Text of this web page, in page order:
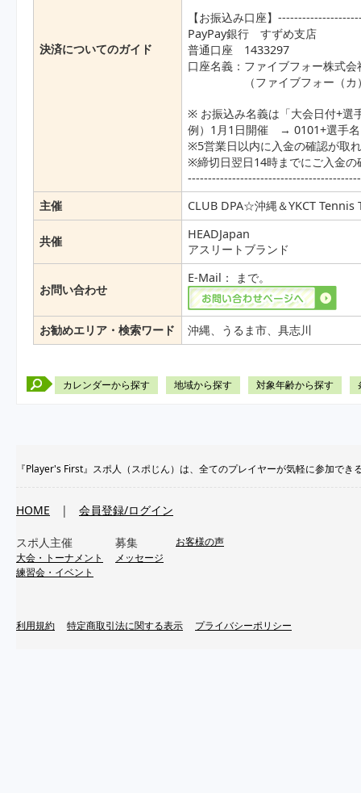
決済についてのガイド
【お振込み口座】
PayPay銀行 すずめ支店
普通口座 1433297
口座名義：ファイブフォー株式
（ファイブフォー（カ）
※ お振込み名義は「大会日付+選
例）1月1日開催 → 0101+選手名
※5営業日以内に入金の確認が取
※締切日翌日14時までにご入金
主催
CLUB DPA☆沖縄＆YKCT
共催
HEADJapan
アスリートブランド
お問い合わせ
E-Mail： まで。
お勧めエリア・検索ワード 沖縄、うるま市、具志川
カレンダーから探す 地域から探す 対象年齢から探す
『Player's First』スポ人（スポじん）は、全てのプレイヤーが気軽に参加で
HOME | 会員登録/ログイン
スポ人主催
大会・トーナメント
練習会・イベント
募集
メッセージ
お客様の声
利用規約 特定商取引法に関する表示 プライバシーポリシー